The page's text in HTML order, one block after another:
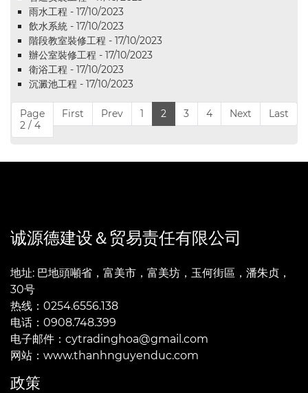
雨水工程 - 17/10/2023
飲水系統 - 17/10/2023
階段教室裝修工程 - 17/10/2023
辦公室裝修工程 - 17/10/2023
衛浴工程 - 17/10/2023
沉澱池工程 - 17/10/2023
Page
2 / 4
First Prev 1 2 3 4 Next Last
诚源德建设＆贸易责任有限公司
地址: 巴地頭噸省，富美市，富美坊，玉何街區，潘朱贞，
30号
热线：0254.6556.138
电话：0908.748.399
电子邮件：cytradinghoa@gmail.com
网站：www.thanhnguyenduc.com
政策